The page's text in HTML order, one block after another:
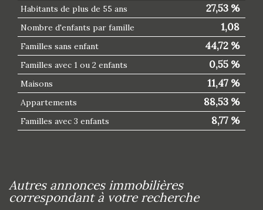
Habitants de plus de 55 ans 27,53 %
Nombre d'enfants par famille 1,08
Familles sans enfant 44,72 %
Familles avec 1 ou 2 enfants 0,55 %
Maisons 11,47 %
Appartements 88,53 %
Familles avec 3 enfants 8,77 %
autres annonces immobilières
correspondant à votre recherche